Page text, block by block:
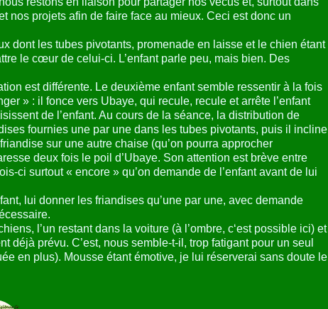
nos projets afin de faire face au mieux. Ceci est donc un
dont les tubes pivotants, promenade en laisse et le chien étant
le cœur de celui-ci. L’enfant parle peu, mais bien. Des
est différente. Le deuxième enfant semble ressentir à la fois
» : il fonce vers Ubaye, qui recule, recule et arrête l’enfant
de l’enfant. Au cours de la séance, la distribution de
fournies une par une dans les tubes pivotants, puis il incline
sur une autre chaise (qu’on pourra approcher
deux fois le poil d’Ubaye. Son attention est brève entre
ci surtout « encore » qu’on demande de l’enfant avant de lui
lui donner les friandises qu’une par une, avec demande
l’un restant dans la voiture (à l’ombre, c‘est possible ici) et
prévu. C’est, nous semble-t-il, trop fatigant pour un seul
en plus). Mousse étant émotive, je lui réserverai sans doute le